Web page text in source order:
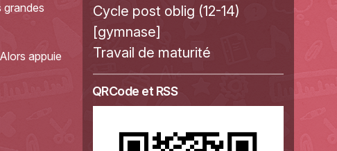
grandes
appuie
Cycle post oblig (12-14)
[gymnase]
Travail de maturité
QRCode et RSS